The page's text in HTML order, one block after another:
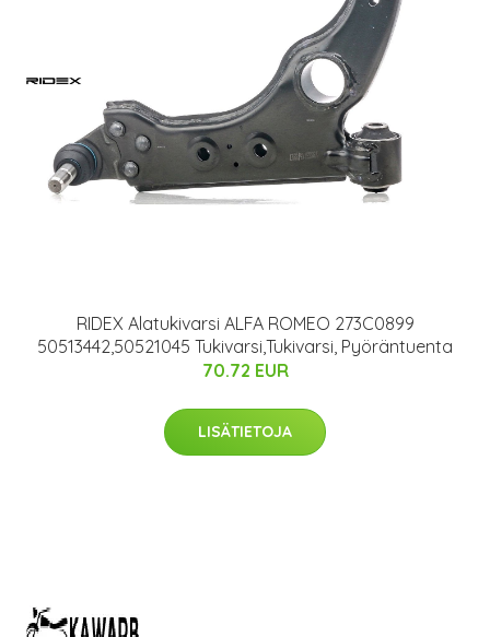
RIDEX Alatukivarsi ALFA ROMEO 273C0899
50513442,50521045 Tukivarsi,Tukivarsi, Pyöräntuenta
70.72 EUR
LISÄTIETOJA